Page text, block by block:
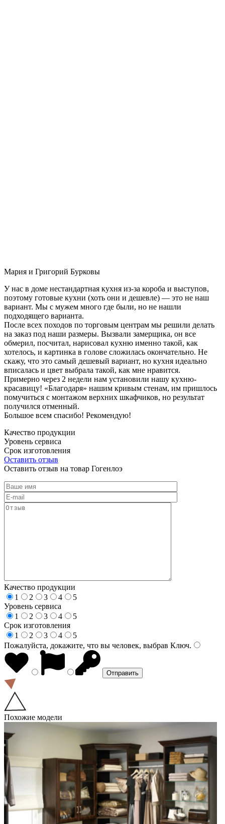
Мария и Григорий Бурковы
У нас в доме нестандартная кухня из-за короба и выступов,
поэтому готовые кухни (хоть они и дешевле) — это не наш
вариант. Мы с мужем много где были, но не нашли
подходящего варианта.
После всех походов по торговым центрам мы решили делать
на заказ под наши размеры. Вызвали замерщика, он все
обмерил, посчитал, нарисовал кухню именно такой, как
хотелось, и картинка в голове сложилась окончательно. Не
скажу, что это самый дешевый вариант, но кухня идеально
вписалась и цвет выбрала такой, как мне нравится.
Примерно через 2 недели нам установили нашу кухню-
красавицу! «Благодаря» нашим кривым стенам, им пришлось
помучиться с монтажом верхних шкафчиков, но результат
получился отменный.
Большое всем спасибо! Рекомендую!
Качество продукции
Уровень сервиса
Срок изготовления
Оставить отзыв
Оставить отзыв на товар Гогенлоэ
Качество продукции
1
2 3 4
5
Уровень сервиса
1
2 3 4
5
Срок изготовления
1
2 3 4
5
Пожалуйста, докажите, что вы человек, выбрав Ключ.
Похожие модели